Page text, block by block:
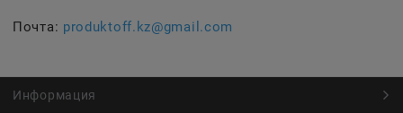
Почта: produktoff.kz@gmail.com
Информация